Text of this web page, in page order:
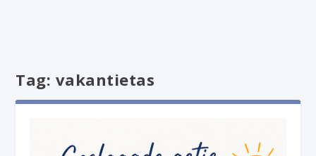
Tag: vakantietas